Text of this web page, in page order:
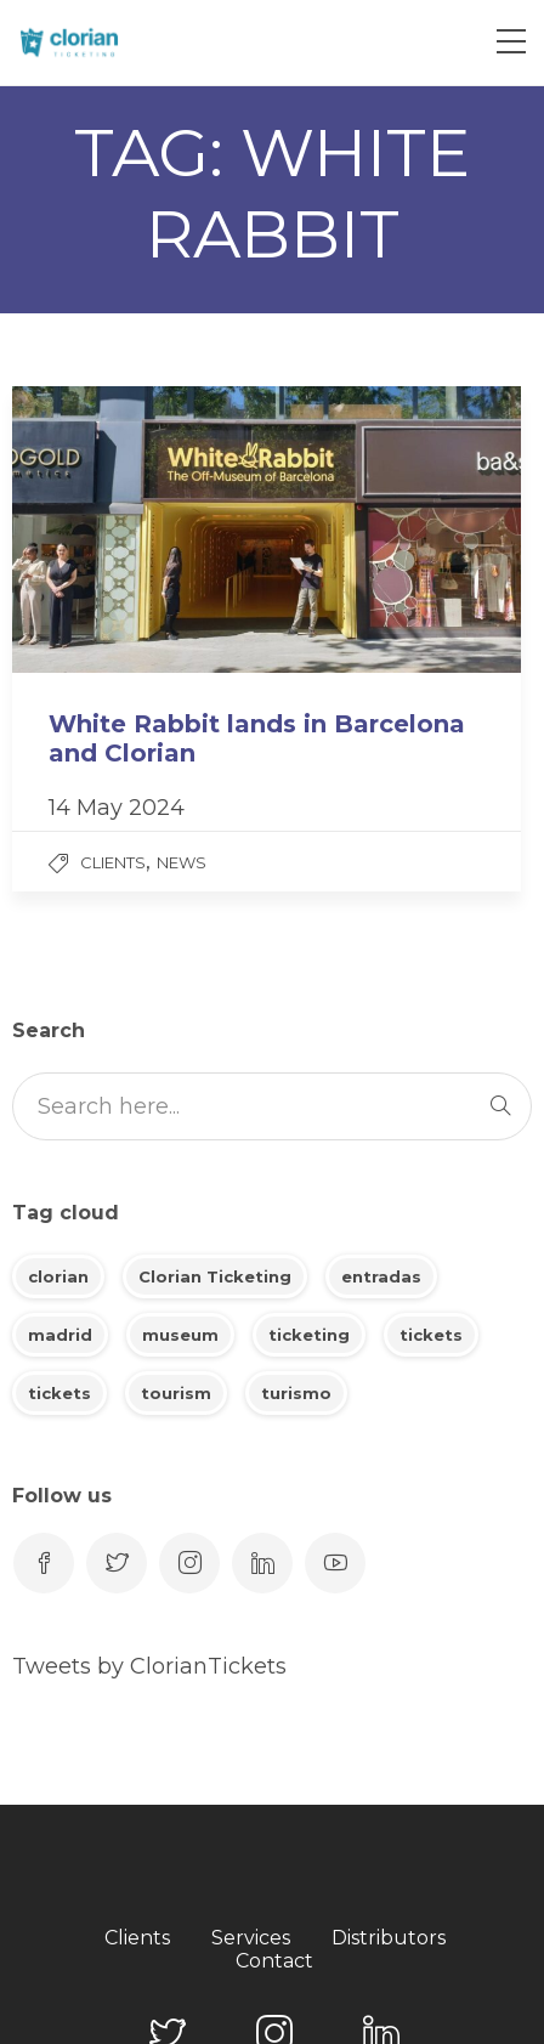
TAG: WHITE
RABBIT
White Rabbit lands in Barcelona
and Clorian
14 May 2024
CLIENTS, NEWS
Search
Tag cloud
clorian Clorian Ticketing entradas
madrid museum ticketing tickets
tickets tourism turismo
Follow us
Tweets by ClorianTickets
Clients Services
Distributors
Contact